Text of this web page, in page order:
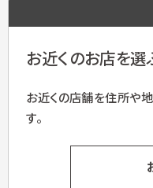
お近くのお店を選
お近くの店舗を住所や
す。